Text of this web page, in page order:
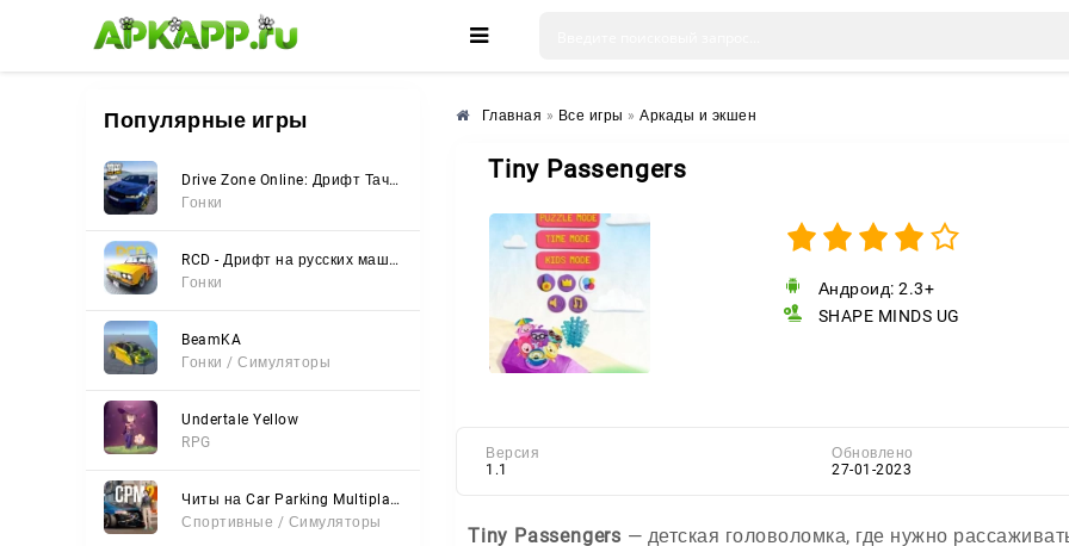
🌸 🌼 🌺
Популярные игры
Drive Zone Online: Дрифт Тачки
Гонки
RCD - Дрифт на русских машинах
Гонки
BeamKA
Гонки / Симуляторы
Undertale Yellow
RPG
Читы на Car Parking Multiplayer 2 (Все открыто, Мод-Меню)
Спортивные / Симуляторы
Главная » Все игры » Аркады и экшен
Tiny Passengers
Андроид: 2.3+
SHAPE MINDS UG
Версия
1.1
Обновлено
27-01-2023
Tiny Passengers — детская головоломка, где нужно